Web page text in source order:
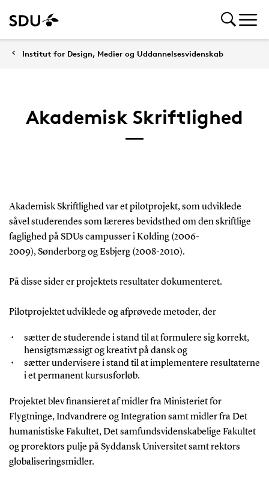
Institut for Design, Medier og Uddannelsesvidenskab
Akademisk Skriftlighed
Akademisk Skriftlighed var et pilotprojekt, som udviklede
såvel studerendes som læreres bevidsthed om den skriftlige
faglighed på SDUs campusser i Kolding (2006-
2009), Sønderborg og Esbjerg (2008-2010).
På disse sider er projektets resultater dokumenteret.
Pilotprojektet udviklede og afprøvede metoder, der
sætter de studerende i stand til at formulere sig korrekt,
hensigtsmæssigt og kreativt på dansk og
sætter undervisere i stand til at implementere resultaterne
i et permanent kursusforløb.
Projektet blev finansieret af midler fra Ministeriet for
Flygtninge, Indvandrere og Integration samt midler fra Det
humanistiske Fakultet, Det samfundsvidenskabelige Fakultet
og prorektors pulje på Syddansk Universitet samt rektors
globaliseringsmidler.